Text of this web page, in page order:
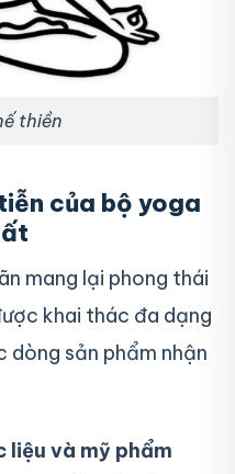
thiền
của bộ yoga
mang lại phong thái
khai thác đa dạng
sản phẩm nhận
liệu và mỹ phẩm